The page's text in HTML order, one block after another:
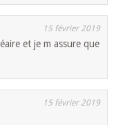
15 février 2019
et je m assure que
15 février 2019